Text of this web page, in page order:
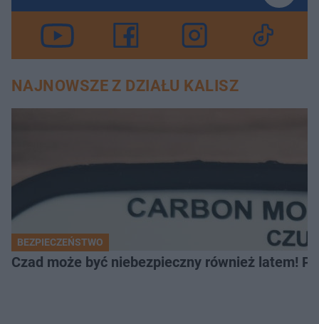
NAJNOWSZE Z DZIAŁU KALISZ
BEZPIECZEŃSTWO
Czad może być niebezpieczny również latem!